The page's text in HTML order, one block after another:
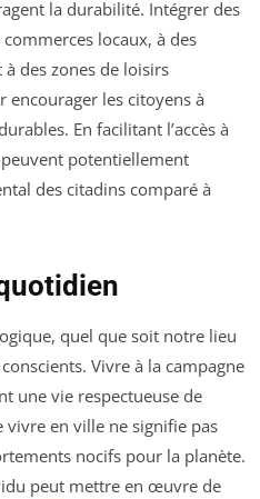
la durabilité. Intégrer des
commerces locaux, à des
des zones de loisirs
encourager les citoyens à
En facilitant l’accès à
potentiellement
des citadins comparé à
quel que soit notre lieu
Vivre à la campagne
une vie respectueuse de
en ville ne signifie pas
nocifs pour la planète.
peut mettre en œuvre de